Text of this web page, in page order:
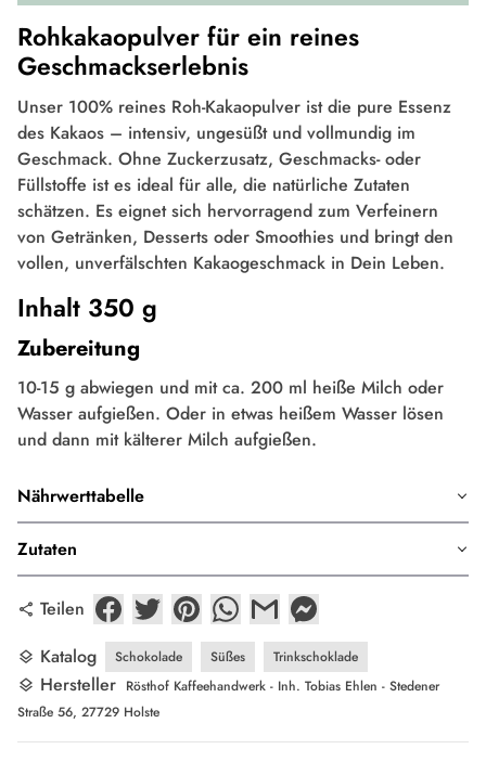
Rohkakaopulver für ein reines
Geschmackserlebnis
Unser 100% reines Roh-Kakaopulver ist die pure Essenz
des Kakaos – intensiv, ungesüßt und vollmundig im
Geschmack. Ohne Zuckerzusatz, Geschmacks- oder
Füllstoffe ist es ideal für alle, die natürliche Zutaten
schätzen. Es eignet sich hervorragend zum Verfeinern
von Getränken, Desserts oder Smoothies und bringt den
vollen, unverfälschten Kakaogeschmack in Dein Leben.
Inhalt 350 g
Zubereitung
10-15 g abwiegen und mit ca. 200 ml heiße Milch oder
Wasser aufgießen. Oder in etwas heißem Wasser lösen
und dann mit kälterer Milch aufgießen.
Nährwerttabelle
Zutaten
share Teilen
layers Katalog Schokolade Süßes Trinkschoklade
layers Hersteller Rösthof Kaffeehandwerk - Inh. Tobias Ehlen - Stedener
Straße 56, 27729 Holste